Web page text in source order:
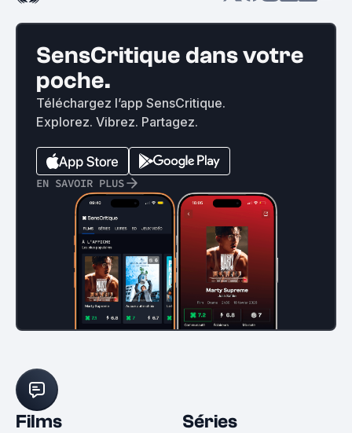
SensCritique dans votre
poche.
Téléchargez l’app SensCritique.
Explorez. Vibrez. Partagez.
EN SAVOIR PLUS
Films Séries